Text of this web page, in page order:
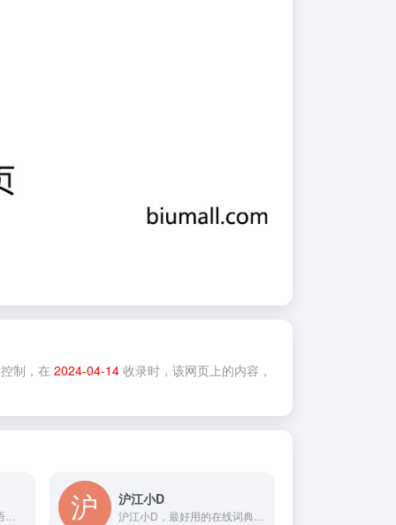
制，在 2024-04-14 收录时，该网页上的内容，
沪江小D
沪江小D，最好用的在线词典，拥有丰富可靠的词典数据，提供权威准确的英、日、法、韩、西班牙、德语在线查词、在线翻译服务。